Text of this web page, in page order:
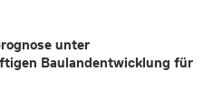
unter
Baulandentwicklung für